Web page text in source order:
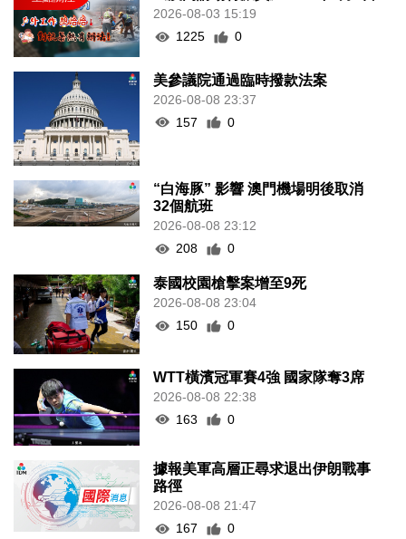
2026-08-03 15:19
1225
0
美參議院通過臨時撥款法案
2026-08-08 23:37
157
0
“白海豚” 影響 澳門機場明後取消
32個航班
2026-08-08 23:12
208
0
泰國校園槍擊案增至9死
2026-08-08 23:04
150
0
WTT橫濱冠軍賽4強 國家隊奪3席
2026-08-08 22:38
163
0
據報美軍高層正尋求退出伊朗戰事
路徑
2026-08-08 21:47
167
0